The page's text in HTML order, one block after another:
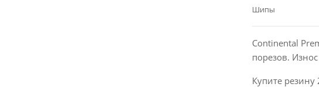
Шипы
Continental
порезов.
Купите резину